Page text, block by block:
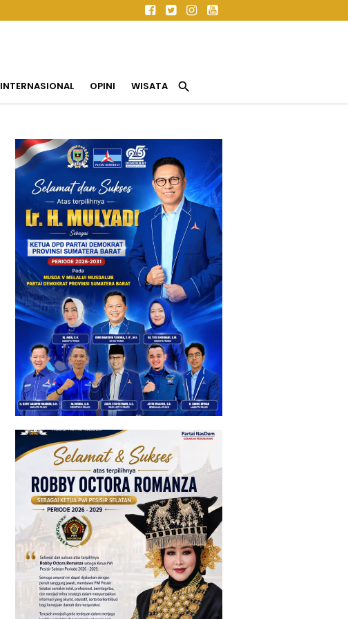
INTERNASIONAL OPINI WISATA search